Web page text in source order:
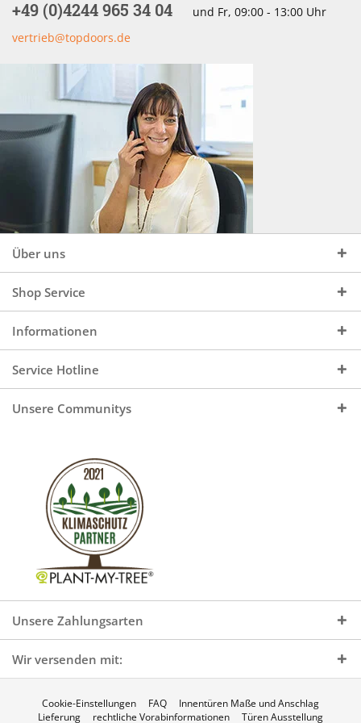
+49 (0)4244 965 34 04
vertrieb@topdoors.de
und Fr, 09:00 - 13:00 Uhr
Über uns
Shop Service
Informationen
Service Hotline
Unsere Communitys
Unsere Zahlungsarten
Wir versenden mit:
Cookie-Einstellungen FAQ
Innentüren Maße und Anschlag
Lieferung
rechtliche Vorabinformationen Türen Ausstellung